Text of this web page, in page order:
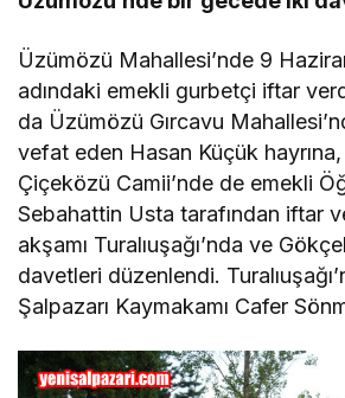
Üzümözü Mahallesi’nde 9
adındaki emekli gurbetçi iftar
da Üzümözü Gırcavu
vefat eden Hasan Küçük
Çiçeközü Camii’nde de emekli
Sebahattin Usta tarafından iftar
akşamı Turalıuşağı’nda ve
davetleri düzenlendi.
Şalpazarı Kaymakamı Cafer